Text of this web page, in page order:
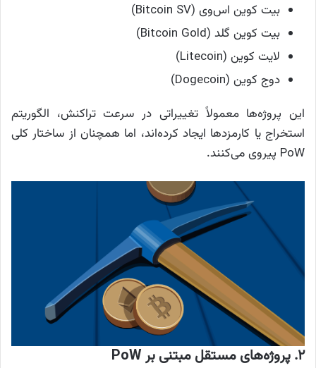
بیت‌ کوین اس‌وی (Bitcoin SV)
بیت‌ کوین گلد (Bitcoin Gold)
لایت‌ کوین (Litecoin)
دوج‌ کوین (Dogecoin)
این پروژه‌ها معمولاً تغییراتی در سرعت تراکنش، الگوریتم
استخراج یا کارمزدها ایجاد کرده‌اند، اما همچنان از ساختار کلی
PoW پیروی می‌کنند.
۲. پروژه‌های مستقل مبتنی بر PoW